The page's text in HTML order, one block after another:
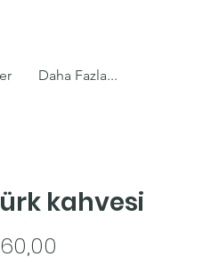
Daha Fazla...
kahvesi